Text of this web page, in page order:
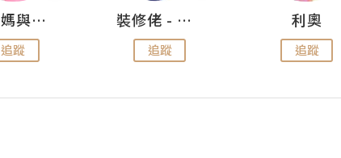
儍媽媽與兩隻小魔怪之家
追蹤
裝修佬 - 香港一站式網上裝修平台
追蹤
利奧
追蹤